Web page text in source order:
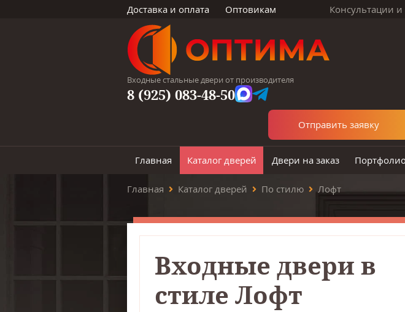
Доставка и оплата Оптовикам Консультации
Входные стальные двери от производителя
8 (925) 083-48-50
Отправить заявку
Главная Каталог дверей Двери на заказ
Главная Каталог дверей По стилю Лофт
Входные двери в
стиле Лофт